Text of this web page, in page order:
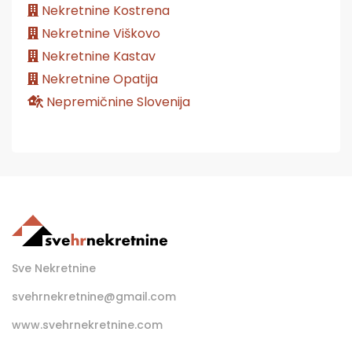
Nekretnine Kostrena
Nekretnine Viškovo
Nekretnine Kastav
Nekretnine Opatija
Nepremičnine Slovenija
Sve Nekretnine
svehrnekretnine@gmail.com
www.svehrnekretnine.com